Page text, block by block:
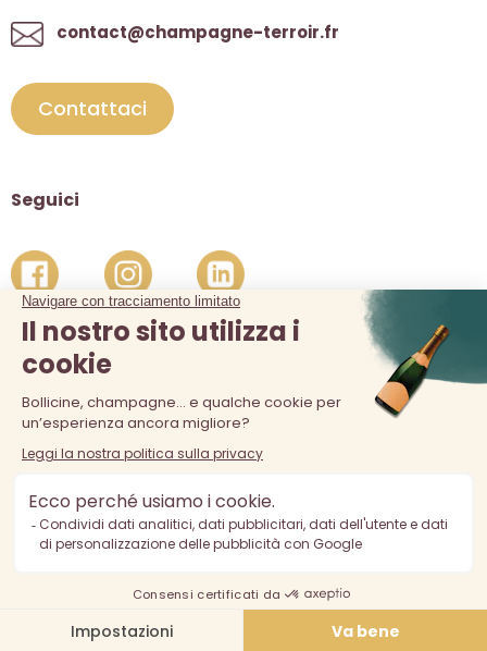
contact@champagne-terroir.fr
Contattaci
Seguici
La vendita di alcolici è vietata ai minori di 18 anni. L'abuso di